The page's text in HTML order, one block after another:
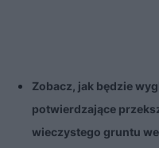
Zobacz, jak będzie
potwierdzające
wieczystego gruntu